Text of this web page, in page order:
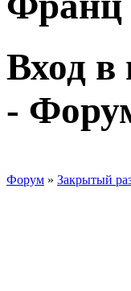
Вход
-
Форум » Закрытый